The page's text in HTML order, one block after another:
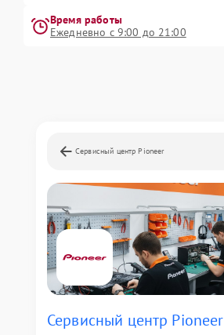
Время работы
Ежедневно с 9:00 до 21:00
Сервисный центр Pioneer
Сервисный центр Pioneer